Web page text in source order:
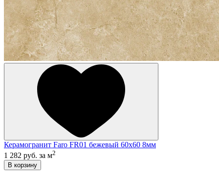
Керамогранит Faro FR01 бежевый 60х60 8мм
1 282 руб. за м2
В корзину